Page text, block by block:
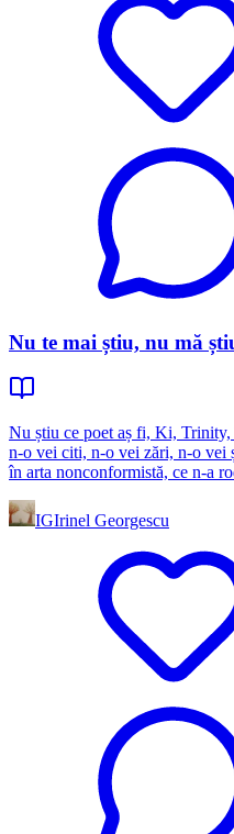
Nu te mai știu, nu mă
Nu știu ce poet aș fi, Ki,
n-o vei citi, n-o vei zări, n-o vei
în arta nonconformistă, ce n-a
IGIrinel Georgescu